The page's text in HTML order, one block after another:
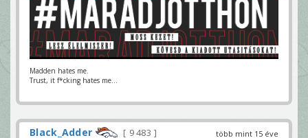
Madden hates me.
Trust, it f*cking hates me...
több mint 15 éve
Black_Adder 9 483